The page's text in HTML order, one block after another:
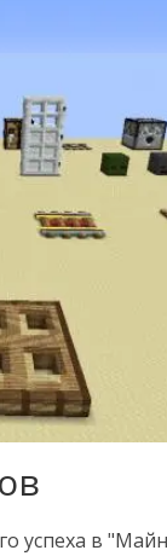
успеха в